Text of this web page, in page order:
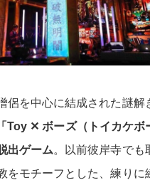
侶を中心に結成された謎解
「Toy ✕ ボーズ（トイカケボ
出ゲーム。以前彼岸寺でも
をモチーフとした、練りに